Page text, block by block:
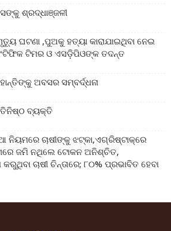
ଶ୍ରଦ୍ଧାଞ୍ଜଳୀ
ଘଟଣା ,ପୁଅକୁ ହତ୍ୟା କାରାଯାଇଥିବା ନେଇ
ଟିମର ଓ ଏସଡ଼ିପିଓଙ୍କ ତଦନ୍ତ
ଅବସର ସମ୍ବର୍ଦ୍ଧନା
ବ୍ୟକ୍ତି
ନିୟମରେ ଚାଷୀଙ୍କୁ ଝଟ୍‌କା,ଏଗ୍ରିଷ୍ଟାକ୍‌ରେ
ଜମି ନଥିଲେ ଟୋକନ ଅନିଶ୍ଚିତ,
ଚାଷୀ ଚିନ୍ତାରେ; ୮୦% ପ୍ରଭାବିତ ହେବା